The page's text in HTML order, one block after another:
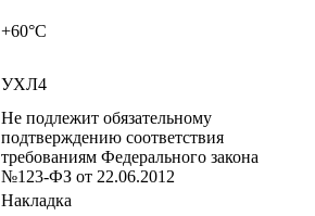
+60°C
УХЛ4
Не подлежит обязательному
подтверждению соответствия
требованиям Федерального закона
№123-ФЗ от 22.06.2012
Накладка